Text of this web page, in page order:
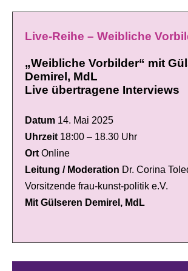
Live-Reihe – Weibliche
„Weibliche Vorbilder“ mit
Demirel, MdL
Live übertragene Interviews
Datum 14. Mai 2025
Uhrzeit 18:00 – 18.30 Uhr
Ort Online
Leitung / Moderation Dr. Corina
Vorsitzende frau-kunst-politik e.V.
Mit Gülseren Demirel, MdL